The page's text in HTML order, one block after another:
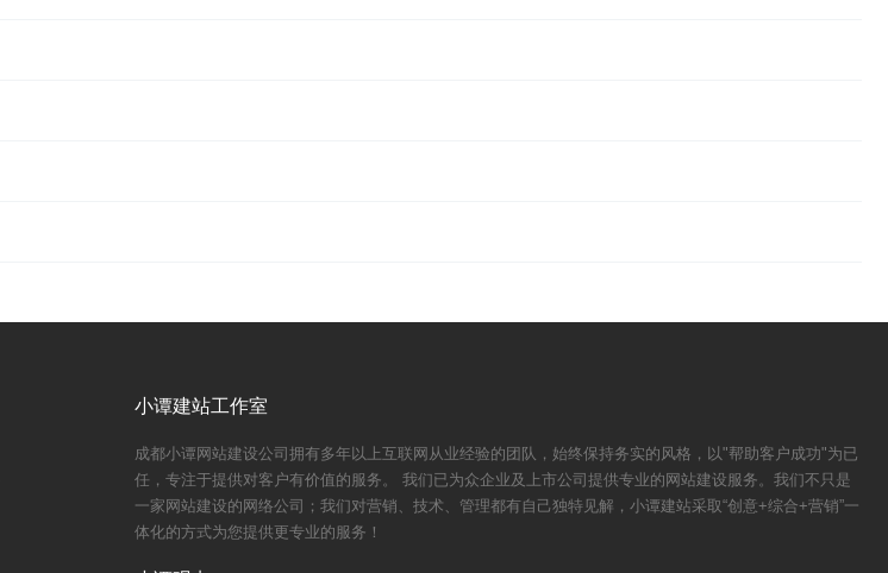
小谭建站工作室
成都小谭网站建设公司拥有多年以上互联网从业经验的团队，始终保持务实的风格，以"帮助客户成功"为已
任，专注于提供对客户有价值的服务。 我们已为众企业及上市公司提供专业的网站建设服务。我们不只是
一家网站建设的网络公司；我们对营销、技术、管理都有自己独特见解，小谭建站采取“创意+综合+营销”一
体化的方式为您提供更专业的服务！